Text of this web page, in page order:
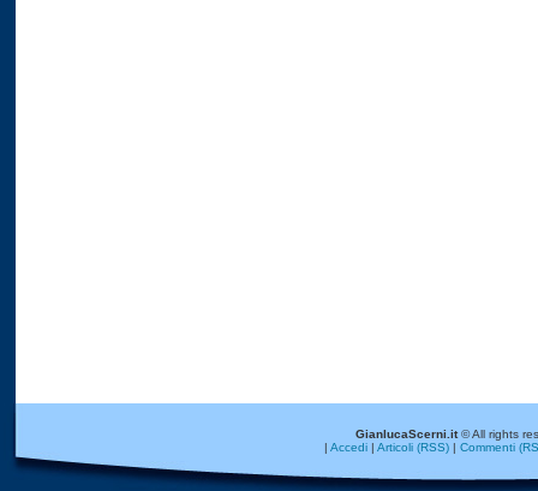
GianlucaScerni.it© All rights
| Accedi| Articoli (RSS)| Commenti